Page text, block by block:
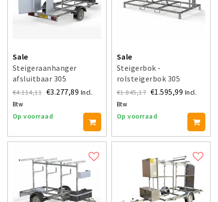
Sale
Steigeraanhanger
afsluitbaar 305
€4.114,11 €3.277,89 Incl.
Btw
Op voorraad
Sale
Steigerbok -
rolsteigerbok 305
€1.845,17 €1.595,99 Incl.
Btw
Op voorraad